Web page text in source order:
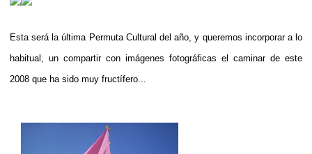
Esta será la última Permuta Cultural del año, y queremos incorporar a lo
habitual, un compartir con imágenes fotográficas el caminar de este
2008 que ha sido muy fructífero...